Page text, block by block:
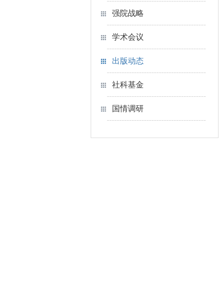
强院战略
学术会议
出版动态
社科基金
国情调研